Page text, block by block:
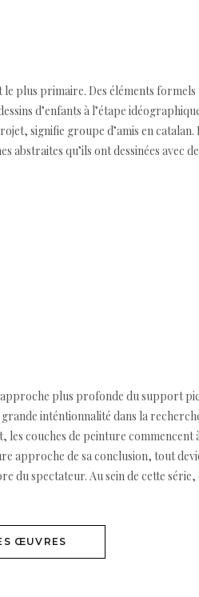
plus primaire. Des éléments formels
d’enfants à l’étape
signifie groupe d’amis en
qu’ils ont dessinées avec
approche plus profonde du support
inténtionnalité dans la
couches de peinture
approche de sa conclusion, tout
spectateur. Au sein de cette
ŒUVRES